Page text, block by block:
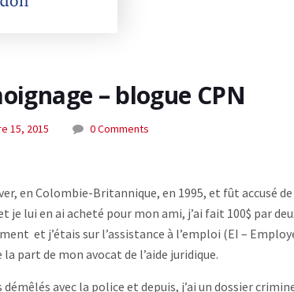
– blogue CPN
15, 2015 0 Comments
en Colombie-Britannique, en 1995, et fût accusé
je lui en ai acheté pour mon ami, j’ai fait 100$ par
et j’étais sur l’assistance à l’emploi (EI –
part de mon avocat de l’aide juridique.
démêlés avec la police et depuis, j’ai un dossier